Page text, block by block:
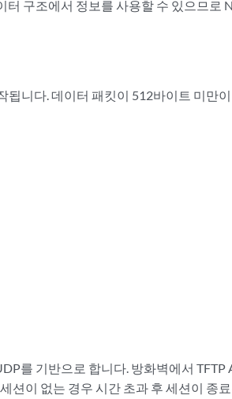
구조에서 정보를 사용할 수 있으므로
됩니다. 데이터 패킷이 512바이트 미만
를 기반으로 합니다. 방화벽에서 TFTP
션이 없는 경우 시간 초과 후 세션이 종